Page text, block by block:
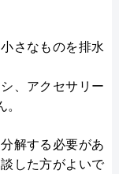
さなものを排水
、アクセサリー
解する必要があ
した方がよいで